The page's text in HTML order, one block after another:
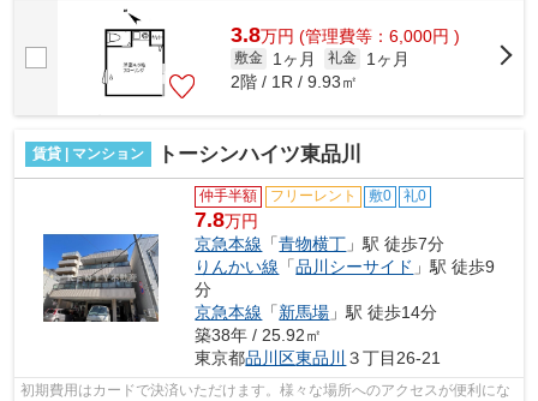
3.8万円 (管理費等：6,000円 )
敷金 1ヶ月 礼金
1ヶ月
2階 / 1R / 9.93㎡
賃貸 | マンション トーシンハイツ東品川
仲手半額 フリーレント 敷0 礼0
7.8万円
京急本線 「青物横丁 」駅 徒歩7分
りんかい線 「品川シーサイド 」駅 徒歩9
分
京急本線 「新馬場 」駅 徒歩14分
築38年 / 25.92㎡
東京都品川区東品川 ３丁目26-21
初期費用はカードで決済いただけます。様々な場所へのアクセスが便利にな